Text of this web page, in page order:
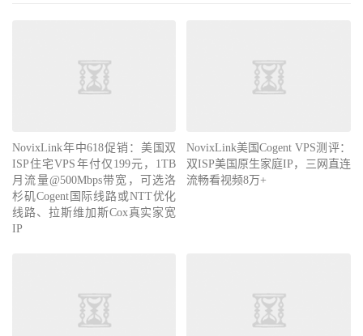
NovixLink年中618促销：美国双
ISP住宅VPS年付仅199元，1TB
月流量@500Mbps带宽，可选洛
杉矶Cogent国际线路或NTT优化
线路、拉斯维加斯Cox真实家宽
IP
NovixLink美国Cogent VPS测评：
双ISP美国原生家庭IP，三网直连
流畅看视频8万+